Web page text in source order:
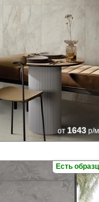
от 1643р/
Есть